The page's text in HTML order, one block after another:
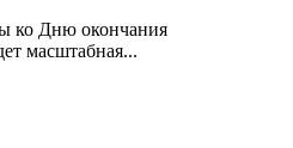
ко Дню окончания
масштабная...